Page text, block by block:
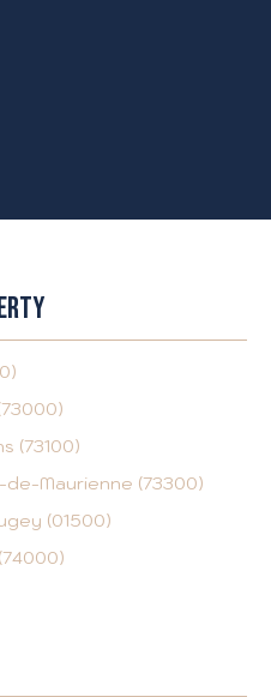
(73100)
Maurienne (73300)
(01500)